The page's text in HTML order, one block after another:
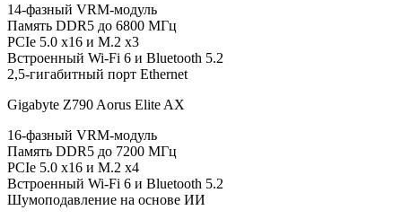
14-фазный VRM-модуль
Память DDR5 до 6800 МГц
PCIe 5.0 x16 и M.2 x3
Встроенный Wi-Fi 6 и Bluetooth 5.2
2,5-гигабитный порт Ethernet
Gigabyte Z790 Aorus Elite AX
16-фазный VRM-модуль
Память DDR5 до 7200 МГц
PCIe 5.0 x16 и M.2 x4
Встроенный Wi-Fi 6 и Bluetooth 5.2
Шумоподавление на основе ИИ